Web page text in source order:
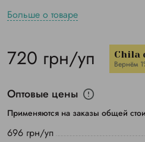
Больше о товаре
720 грн/уп Chila
Вернём
Оптовые цены
Применяются на заказы общей
696 грн/уп